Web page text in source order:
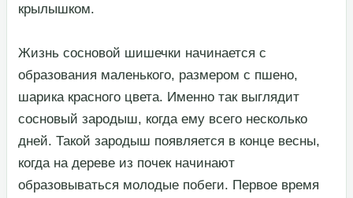
крылышком.​
​Жизнь сосновой шишечки начинается с
образования маленького, размером с пшено,
шарика красного цвета. Именно так выглядит
сосновый зародыш, когда ему всего несколько
дней. Такой зародыш появляется в конце весны,
когда на дереве из почек начинают
образовываться молодые побеги. Первое время